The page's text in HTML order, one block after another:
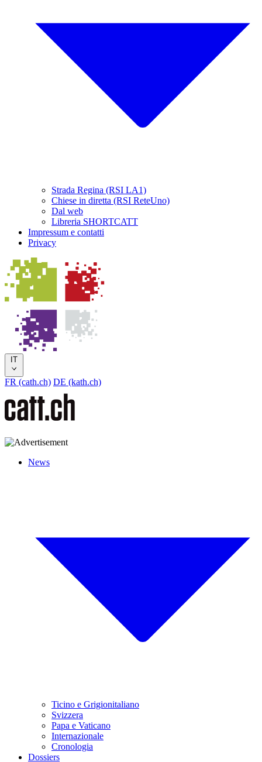
Strada Regina (RSI LA1)
Chiese in diretta (RSI ReteUno)
Dal web
Libreria SHORTCATT
Impressum e contatti
Privacy
IT
FR (cath.ch) DE (kath.ch)
News
Ticino e Grigionitaliano
Svizzera
Papa e Vaticano
Internazionale
Cronologia
Dossiers